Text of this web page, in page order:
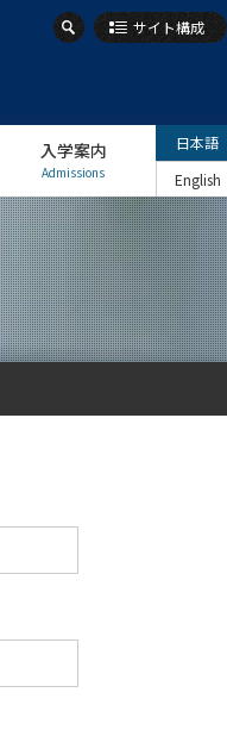
サイト構成
入学案内
Admissions
日本語
English